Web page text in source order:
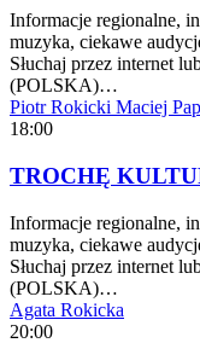
Informacje regionalne,
muzyka, ciekawe
Słuchaj przez internet
(POLSKA)…
Piotr Rokicki Maciej
18:00
TROCHĘ
Informacje regionalne,
muzyka, ciekawe
Słuchaj przez internet
(POLSKA)…
Agata Rokicka
20:00